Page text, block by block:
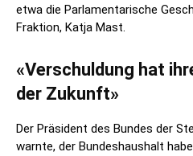
etwa die Parlamentarische
Fraktion, Katja Mast.
«Verschuldung hat
der Zukunft»
Der Präsident des Bundes der
warnte, der Bundeshaushalt